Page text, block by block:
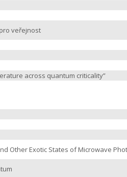
veřejnost
across quantum criticality”
Other Exotic States of Microwave